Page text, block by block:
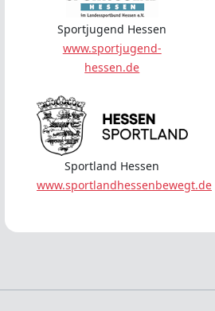
Sportjugend Hessen
www.sportjugend-
hessen.de
Sportland Hessen
www.sportlandhessenbewegt.de